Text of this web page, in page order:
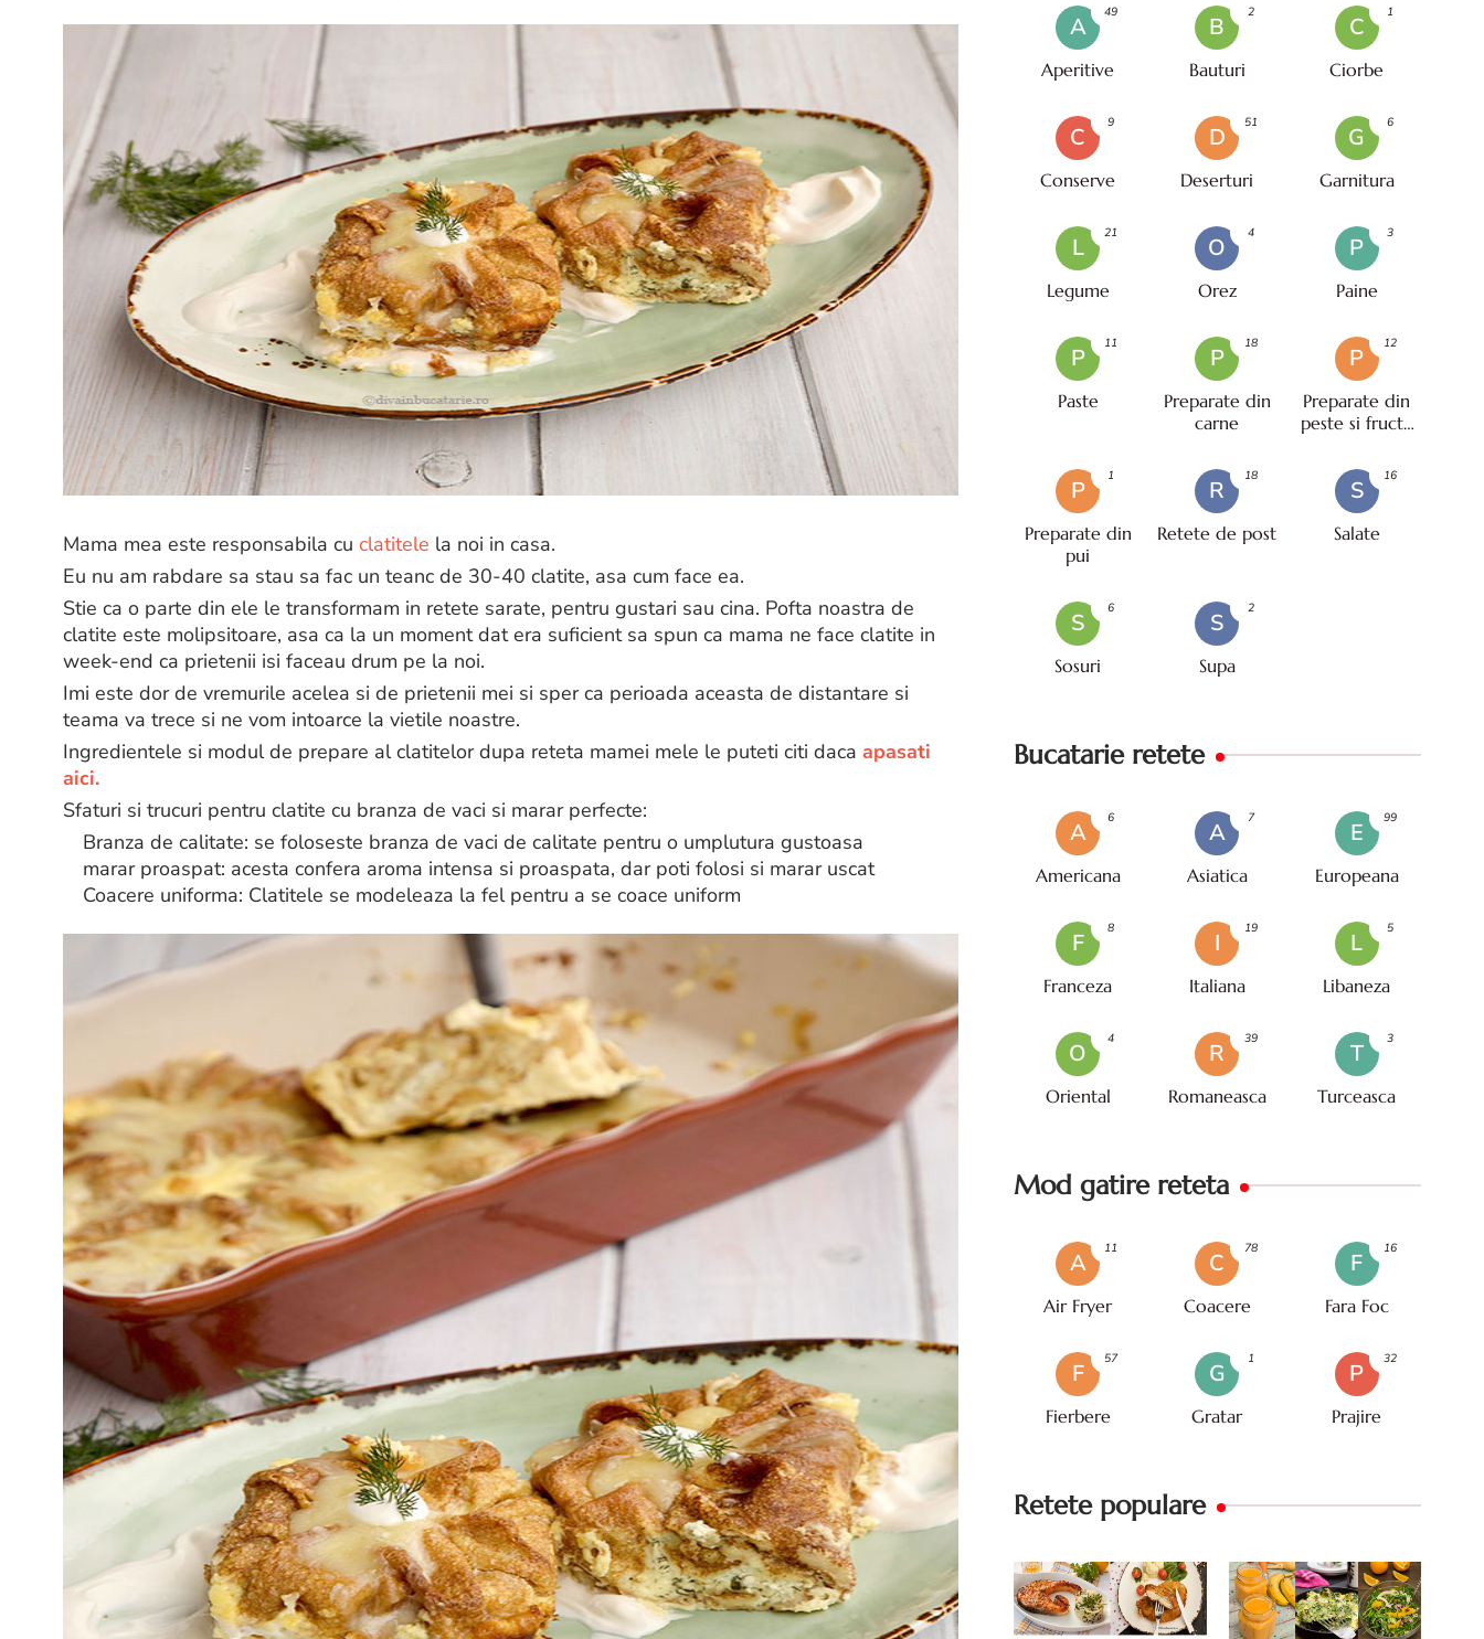
Mama mea este responsabila cu clatitele la noi in casa.
Eu nu am rabdare sa stau sa fac un teanc de 30-40 clatite, asa cum face ea.
Stie ca o parte din ele le transformam in retete sarate, pentru gustari sau cina. Pofta noastra de
clatite este molipsitoare, asa ca la un moment dat era suficient sa spun ca mama ne face clatite in
week-end ca prietenii isi faceau drum pe la noi.
Imi este dor de vremurile acelea si de prietenii mei si sper ca perioada aceasta de distantare si
teama va trece si ne vom intoarce la vietile noastre.
Ingredientele si modul de prepare al clatitelor dupa reteta mamei mele le puteti citi daca apasati
aici.
Sfaturi si trucuri pentru clatite cu branza de vaci si marar perfecte:
Branza de calitate: se foloseste branza de vaci de calitate pentru o umplutura gustoasa
marar proaspat: acesta confera aroma intensa si proaspata, dar poti folosi si marar uscat
Coacere uniforma: Clatitele se modeleaza la fel pentru a se coace uniform
A
Aperitive
49
B
Bauturi
2
C
Ciorbe
1
C
Conserve
9
D
Deserturi
51
G
Garnitura
6
L
Legume
21
O
Orez
4
P
Paine
3
P
Paste
11
P
Preparate din
carne
18
P
Preparate din
peste si fructe
12
P
Preparate din
pui
1
R
Retete de post
18
S
Salate
16
S
Sosuri
6
S
Supa
2
Bucatarie retete
A
Americana
6
A
Asiatica
7
E
Europeana
99
F
Franceza
8
I
Italiana
19
L
Libaneza
5
O
Oriental
4
R
Romaneasca
39
T
Turceasca
3
Mod gatire reteta
A
Air Fryer
11
C
Coacere
78
F
Fara Foc
16
F
Fierbere
57
G
Gratar
1
P
Prajire
32
Retete populare